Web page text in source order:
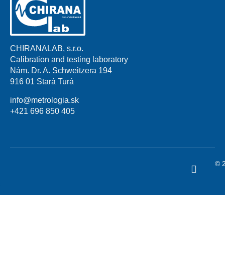
CHIRANALAB, s.r.o.
Calibration and testing laboratory
Nám. Dr. A. Schweitzera 194
916 01 Stará Turá
info@metrologia.sk
+421 696 850 405
©